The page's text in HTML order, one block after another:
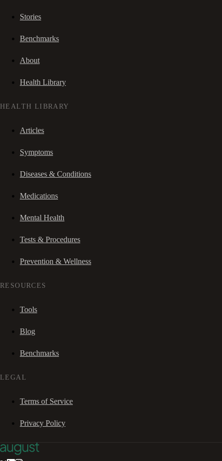
Stories
Benchmarks
About
Health Library
HEALTH LIBRARY
Articles
Symptoms
Diseases & Conditions
Medications
Mental Health
Tests & Procedures
Prevention & Wellness
RESOURCES
Tools
Blog
Benchmarks
LEGAL
Terms of Service
Privacy Policy